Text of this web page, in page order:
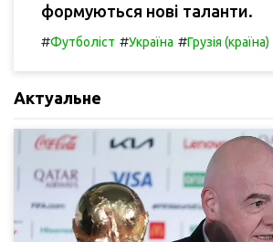
формуються нові таланти.
#Футболіст #Україна #Грузія (країна)
Актуальне